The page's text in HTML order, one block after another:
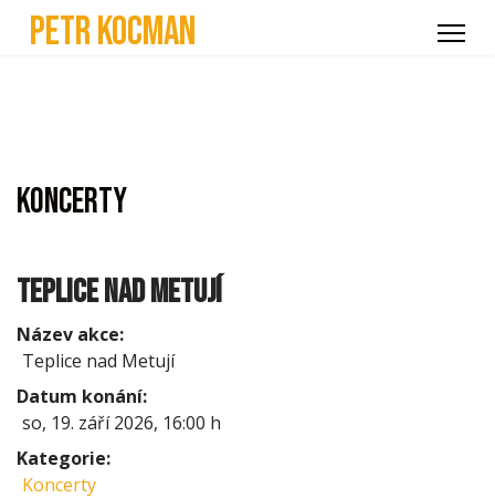
Petr Kocman
Koncerty
Teplice nad Metují
Název akce:
Teplice nad Metují
Datum konání:
so, 19. září 2026, 16:00 h
Kategorie:
Koncerty